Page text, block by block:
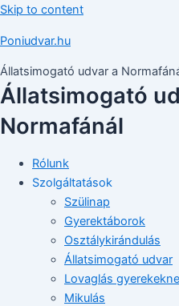
Skip to content
Poniudvar.hu
Állatsimogató udvar a
Állatsimogató
Normafánál
Rólunk
Szolgáltatások
Szülinap
Gyerektáborok
Osztálykirándulás
Állatsimogató udvar
Lovaglás
Mikulás